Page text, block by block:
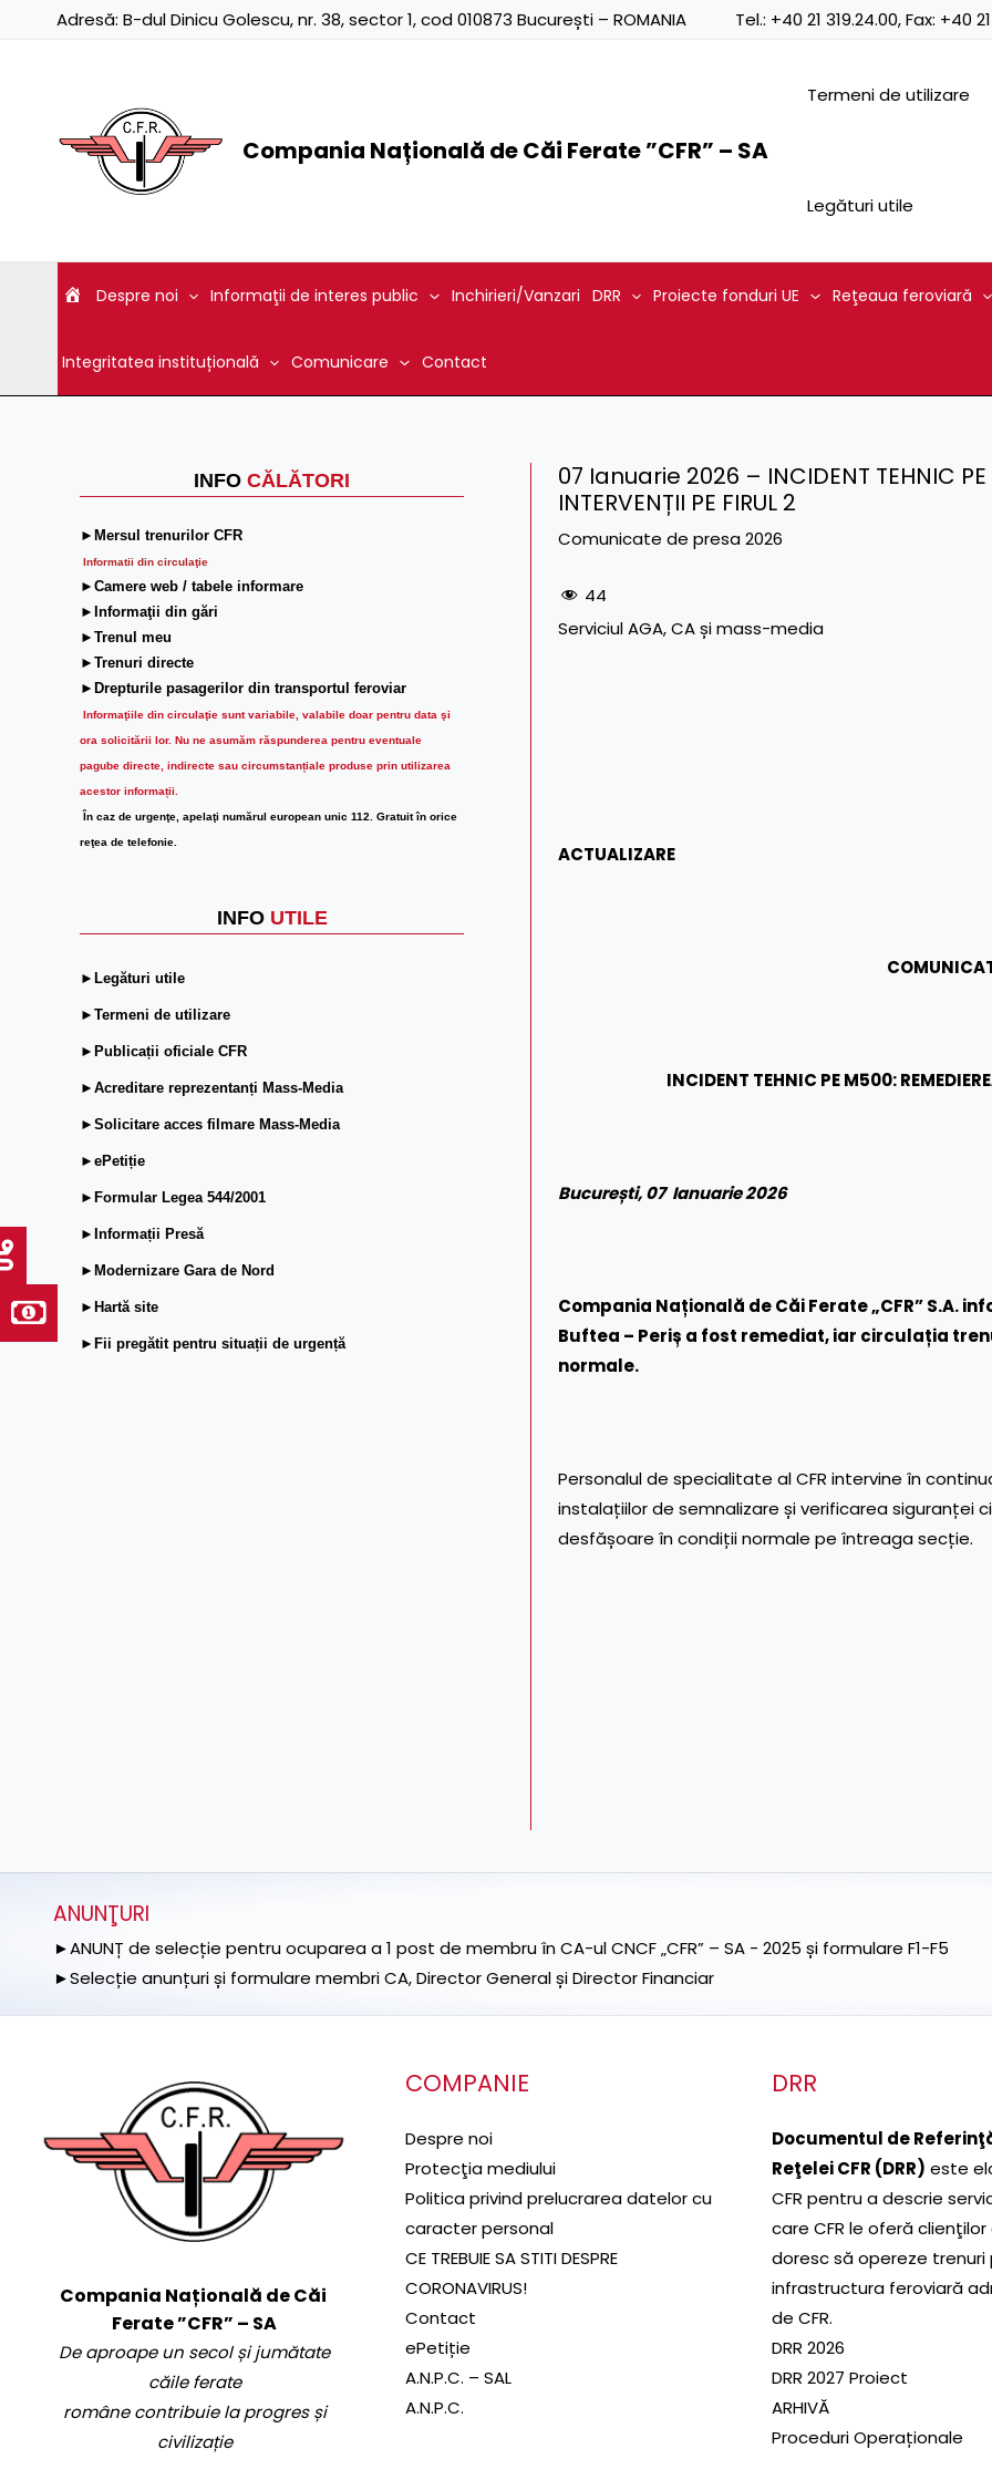
Adresă: B-dul Dinicu Golescu, nr. 38, sector 1, cod 010873 București – ROMANIA Tel.: +40 21 319.24.00, Fax: +40
Compania Națională de Căi Ferate ”CFR” – SA
Termeni de utilizare
Legături utile
Despre noi Informaţii de interes public Inchirieri/Vanzari DRR Proiecte fonduri UE Reţeaua feroviară
Integritatea instituțională Comunicare Contact
INFO CĂLĂTORI
►Mersul trenurilor CFR
Informatii din circulaţie
►Camere web / tabele informare
►Informaţii din gări
►Trenul meu
►Trenuri directe
►Drepturile pasagerilor din transportul feroviar
Informaţiile din circulaţie sunt variabile, valabile doar pentru data şi
ora solicitării lor. Nu ne asumăm răspunderea pentru eventuale
pagube directe, indirecte sau circumstanțiale produse prin utilizarea
acestor informații.
În caz de urgenţe, apelaţi numărul european unic 112. Gratuit în orice
reţea de telefonie.
INFO UTILE
►Legături utile
►Termeni de utilizare
►Publicații oficiale CFR
►Acreditare reprezentanți Mass-Media
►Solicitare acces filmare Mass-Media
►ePetiție
►Formular Legea 544/2001
►Informații Presă
►Modernizare Gara de Nord
►Hartă site
►Fii pregătit pentru situații de urgență
07 Ianuarie 2026 – INCIDENT TEHNIC PE
INTERVENȚII PE FIRUL 2
Comunicate de presa 2026
44
Serviciul AGA, CA și mass-media
ACTUALIZARE
INCIDENT TEHNIC PE M500:
București, 07 Ianuarie 2026
Compania Națională de Căi Ferate „CFR” S.A.
Buftea – Periș a fost remediat, iar circulația
normale.
Personalul de specialitate al CFR intervine în
instalațiilor de semnalizare și verificarea siguranței
desfășoare în condiții normale pe întreaga secție.
ANUNŢURI
►ANUNȚ de selecție pentru ocuparea a 1 post de membru în CA-ul CNCF „CFR” – SA - 2025 și formulare F1-F5
►Selecție anunțuri și formulare membri CA, Director General și Director Financiar
Compania Națională de Căi
Ferate ”CFR” – SA
De aproape un secol și jumătate
căile ferate
române contribuie la progres și
civilizație
COMPANIE
Despre noi
Protecţia mediului
Politica privind prelucrarea datelor cu
caracter personal
CE TREBUIE SA STITI DESPRE
CORONAVIRUS!
Contact
ePetiție
A.N.P.C. – SAL
A.N.P.C.
DRR
Documentul de
Reţelei CFR (DRR) este
CFR pentru a descrie
care CFR le oferă clienţilor
doresc să opereze trenuri
infrastructura feroviară
de CFR.
DRR 2026
DRR 2027 Proiect
ARHIVĂ
Proceduri Operaționale